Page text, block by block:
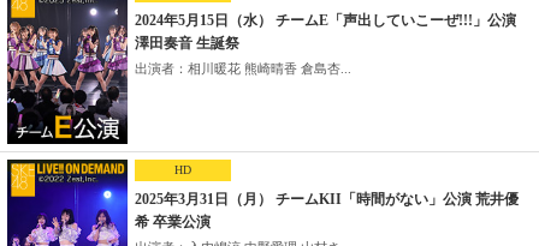
2024年5月15日（水） チームE「声出していこーぜ!!!」公演
澤田奏音 生誕祭
出演者：相川暖花 熊崎晴香 倉島杏...
HD
2025年3月31日（月） チームKII「時間がない」公演 荒井優
希 卒業公演